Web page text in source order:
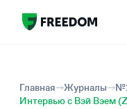
Главная Журналы
Интервью с Вэй Вэем